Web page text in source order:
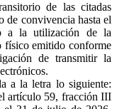
de las citadas
de convivencia hasta el
a la utilización de la
físico emitido conforme
de transmitir la
a la letra lo siguiente:
artículo 59, fracción III